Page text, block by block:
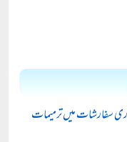
نکات اور ۱۹۵۲ء کی دستوری سفارشات میں ترمیمات